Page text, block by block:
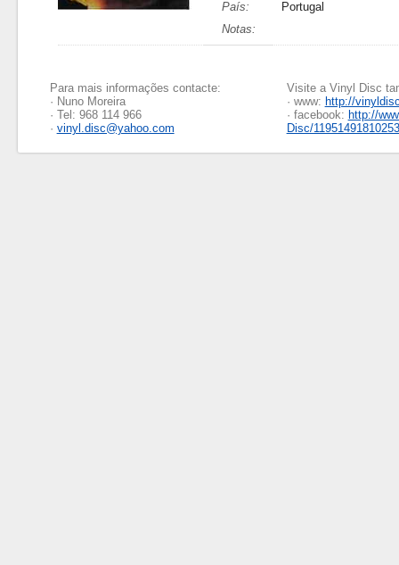
País:
Portugal
Notas:
Para mais informações contacte:
· Nuno Moreira
· Tel: 968 114 966
· vinyl.disc@yahoo.com
Visite a Vinyl Disc
· www: http://
· facebook: http://
Disc/